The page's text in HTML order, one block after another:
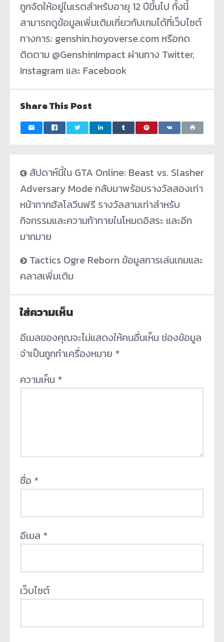
ถูกจัดให้อยู่ในเรตสำหรับอายุ 12 ปีขึ้นไป ทั้งนี้
สามารถดูข้อมูลเพิ่มเติมเกี่ยวกับเกมได้ที่เว็บไซต์
ทางการ: genshin.hoyoverse.com หรือกด
ติดตาม @GenshinImpact ผ่านทาง Twitter,
Instagram และ Facebook
Share This Post
สัปดาห์นี้ใน GTA Online: Beast vs. Slasher
Adversary Mode กลับมาพร้อมรางวัลสองเท่า
หน้ากากฮัลโลวีนฟรี รางวัลสามเท่าสำหรับ
กิจกรรมและความท้าทายในโหมดอิสระ และอีก
มากมาย
Tactics Ogre Reborn ข้อมูลการเล่นเกมและ
คลาสเพิ่มเติม
ใส่ความเห็น
อีเมลของคุณจะไม่แสดงให้คนอื่นเห็น ช่องข้อมูล
จำเป็นถูกทำเครื่องหมาย *
ความเห็น *
ชื่อ *
อีเมล *
เว็บไซต์